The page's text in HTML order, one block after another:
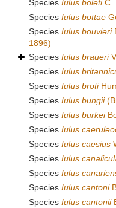
Species Iulus boletiC.
Species Iulus bottae
Species Iulus bouvieri
1896)
Species Iulus braueri
Species Iulus
Species Iulus broti
Species Iulus bungii
Species Iulus burkei
Species Iulus
Species Iulus caesius
Species Iulus
Species Iulus
Species Iulus cantoni
Species Iulus cantonii